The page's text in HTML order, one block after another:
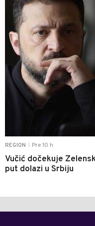
REGION Pre 10 h
Vučić dočekuje
put dolazi u Srbiju